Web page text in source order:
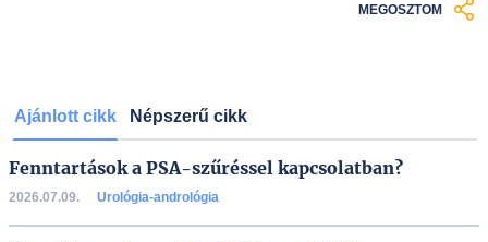
MEGOSZTOM
Ajánlott cikk Népszerű cikk
Fenntartások a PSA-szűréssel kapcsolatban?
2026.07.09. Urológia-andrológia